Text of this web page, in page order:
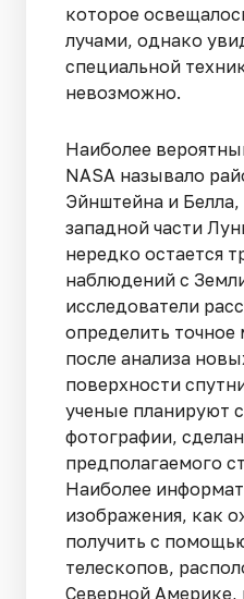
которое
лучами, однако
специальной
невозможно.
Наиболее
NASA называло
Эйнштейна и
западной части
нередко остается
наблюдений с
исследователи
определить
после анализа
поверхности
ученые планируют
фотографии,
предполагаемого
Наиболее
изображения, как
получить с
телескопов,
Северной Америке,